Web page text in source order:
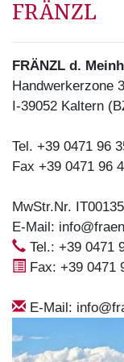
FRÄNZL
FRÄNZL d.
Handwerkerzone
I-39052 Kaltern
Tel. +39 0471 96
Fax +39 0471 96
MwStr.Nr.
E-Mail:
Tel.: +39 0471
Fax: +39 0471
E-Mail: